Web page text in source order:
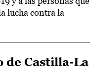
lucha contra la
de Castilla-La